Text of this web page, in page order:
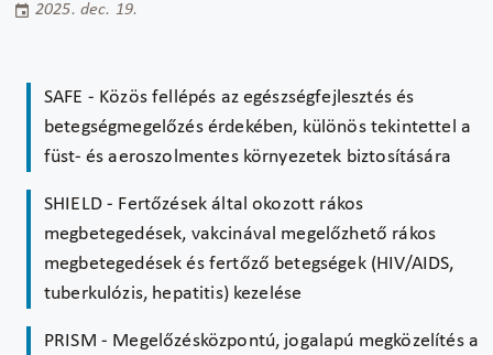
2025. dec. 19.
SAFE - Közös fellépés az egészségfejlesztés és
betegségmegelőzés érdekében, különös tekintettel a
füst- és aeroszolmentes környezetek biztosítására
SHIELD - Fertőzések által okozott rákos
megbetegedések, vakcinával megelőzhető rákos
megbetegedések és fertőző betegségek (HIV/AIDS,
tuberkulózis, hepatitis) kezelése
PRISM - Megelőzésközpontú, jogalapú megközelítés a